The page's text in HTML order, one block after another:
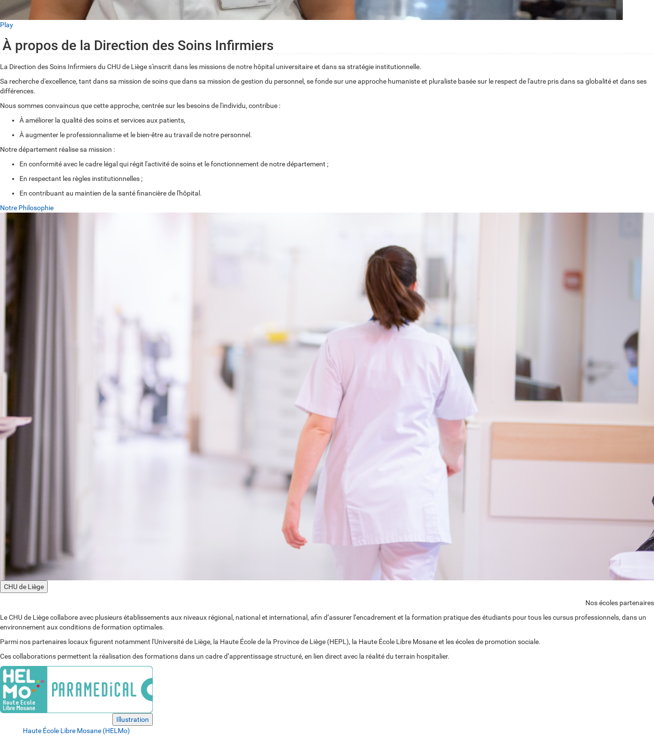
Play
À propos de la Direction des Soins Infirmiers
La Direction des Soins Infirmiers du CHU de Liège s'inscrit dans les missions de notre hôpital universitaire et dans sa stratégie institutionnelle.
Sa recherche d'excellence, tant dans sa mission de soins que dans sa mission de gestion du personnel, se fonde sur uneapproche humaniste et pluraliste basée sur le respect de l'autre pris dans sa globalité et dans ses
différences.
Nous sommes convaincus que cette approche, centrée sur les besoins de l'individu, contribue :
À améliorer la qualité des soins et services aux patients,
À augmenter le professionnalisme et le bien-être au travail de notre personnel.
Notre département réalise sa mission :
En conformité avec le cadre légal qui régit l'activité de soins et le fonctionnement de notre département ;
En respectant les règles institutionnelles ;
En contribuant au maintien de la santé financière de l'hôpital.
Notre Philosophie
CHU de Liège
Nos écoles partenaires
LeCHU de Liègecollabore avec plusieurs établissements aux niveaux régional, national et international, afin d’assurer l’encadrement et la formation pratique des étudiants pour tous les cursus professionnels, dans un
environnement aux conditions de formation optimales.
Parmi nos partenaires locaux figurent notamment l'Université de Liège, la Haute École de la Province de Liège (HEPL), la Haute École Libre Mosane et les écoles de promotion sociale.
Ces collaborations permettent la réalisation des formations dans un cadre d’apprentissage structuré, en lien direct avec la réalité du terrain hospitalier.